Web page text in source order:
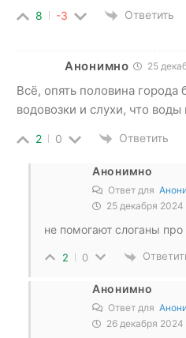
8 -3 Ответить
Анонимно 25
Всё, опять половина города
водовозки и слухи, что
2 0 Ответить
Анонимно
Ответ для
25 декабря 2024
не помогают слоганы
2 0
Анонимно
Ответ для
26 декабря